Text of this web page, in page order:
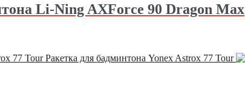
Li-Ning AXForce 90 Dragon Max
Ракетка для бадминтона Yonex Astrox 77 Tour